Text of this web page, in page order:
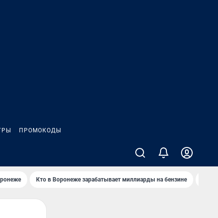
ПРОМОКОДЫ
Кто в Воронеже зарабатывает миллиарды на бензине